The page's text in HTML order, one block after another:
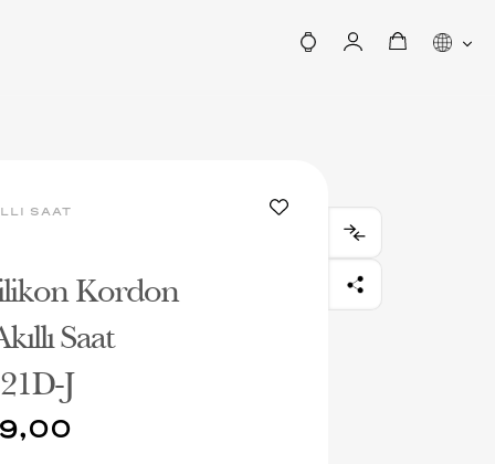
SAAT
Kordon
Saat
J